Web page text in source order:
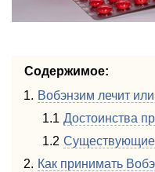
Содержимое:
Вобэнзим лечит
Достоинства
Существующие
Как принимать